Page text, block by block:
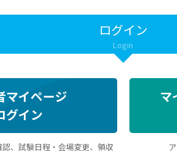
ログイン
Login
マイページ
グイン
、試験日程・会場変更、領収
マ